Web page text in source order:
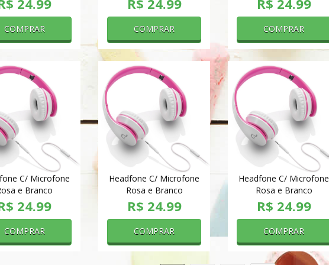
COMPRAR COMPRAR COMPRAR
C/ Microfone
e Branco
24.99
COMPRAR
Headfone C/ Microfone
Rosa e Branco
R$ 24.99
COMPRAR
Headfone C/ Microfone
Rosa e Branco
R$ 24.99
COMPRAR